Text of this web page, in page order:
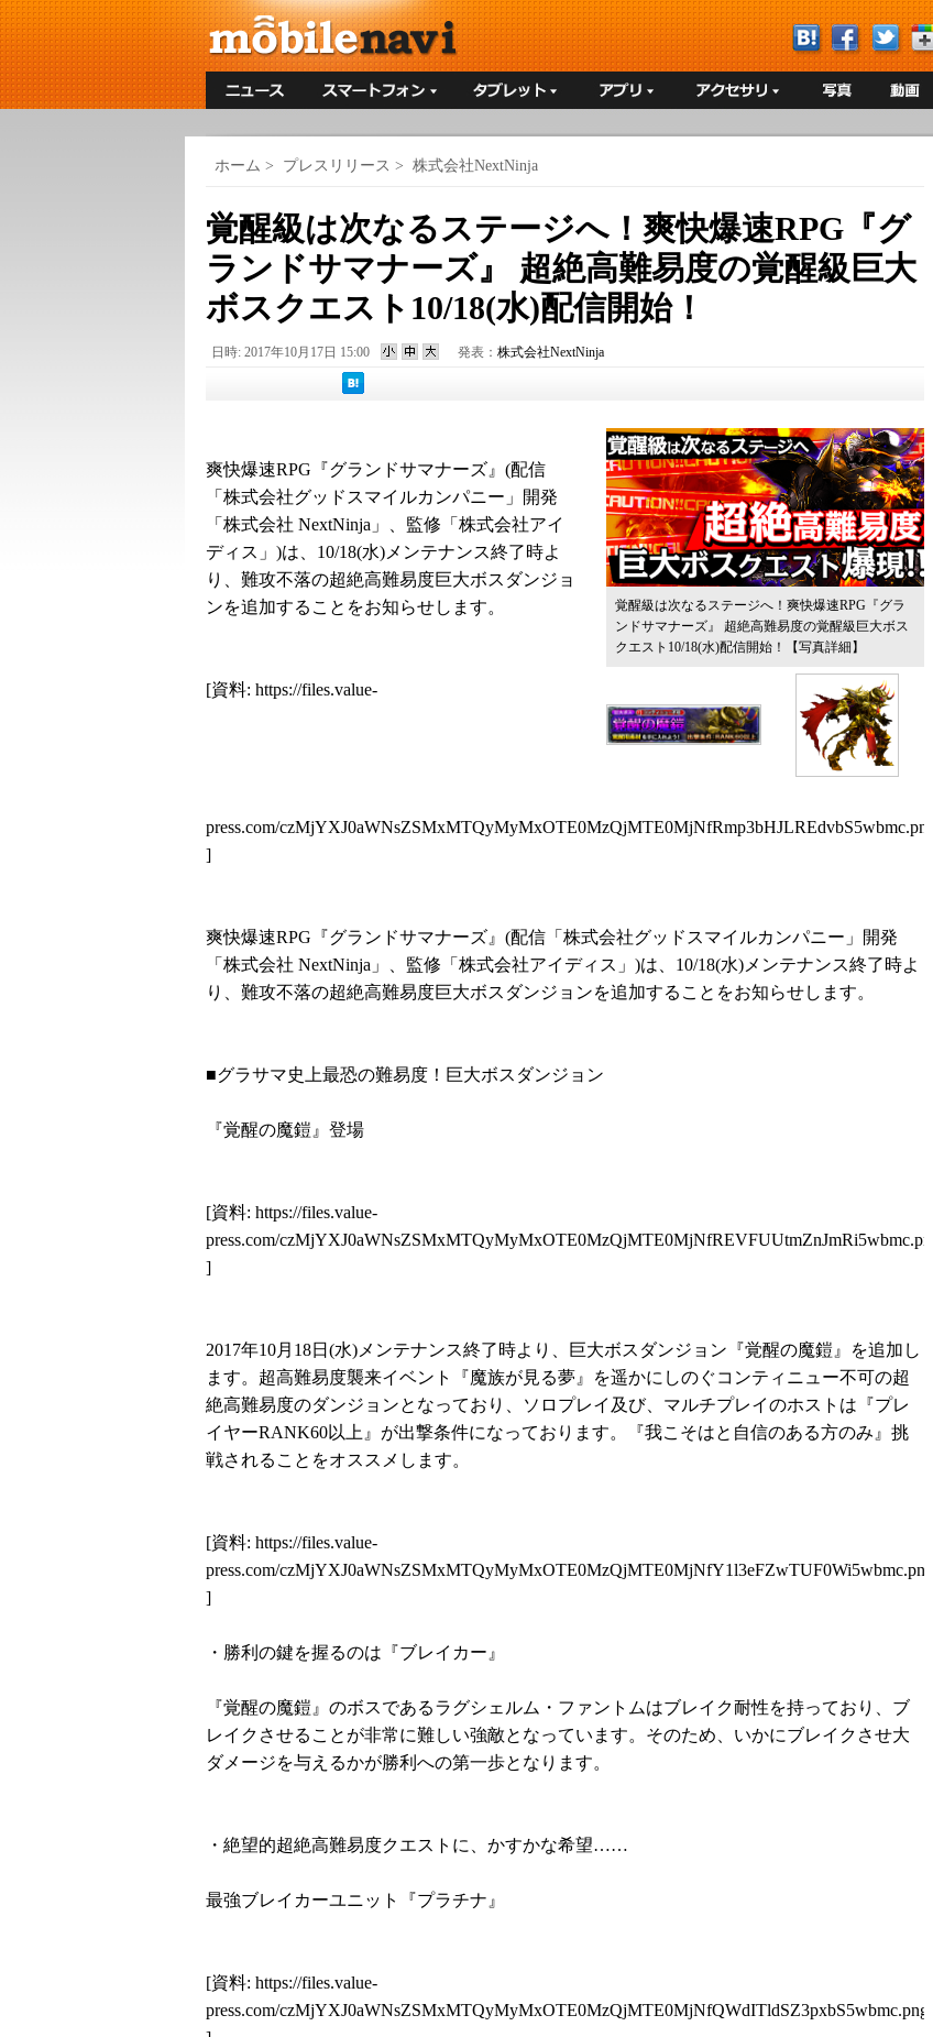
ホーム > プレスリリース > 株式会社NextNinja
覚醒級は次なるステージへ！爽快爆速RPG『グ
ランドサマナーズ』 超絶高難易度の覚醒級巨大
ボスクエスト10/18(水)配信開始！
日時: 2017年10月17日 15:00 発表： 株式会社NextNinja
覚醒級は次なるステージへ！爽快爆速RPG『グラ
ンドサマナーズ』 超絶高難易度の覚醒級巨大ボス
クエスト10/18(水)配信開始！
【写真詳細】
爽快爆速RPG『グランドサマナーズ』(配信
「株式会社グッドスマイルカンパニー」開発
「株式会社 NextNinja」、監修「株式会社アイ
ディス」)は、10/18(水)メンテナンス終了時よ
り、難攻不落の超絶高難易度巨大ボスダンジョ
ンを追加することをお知らせします。
[資料: https://files.value-
press.com/czMjYXJ0aWNsZSMxMTQyMyMxOTE0MzQjMTE0MjNfRmp3bHJLREdvbS5wbmc.png
]
爽快爆速RPG『グランドサマナーズ』(配信「株式会社グッドスマイルカンパニー」開発
「株式会社 NextNinja」、監修「株式会社アイディス」)は、10/18(水)メンテナンス終了時よ
り、難攻不落の超絶高難易度巨大ボスダンジョンを追加することをお知らせします。
■グラサマ史上最恐の難易度！巨大ボスダンジョン
『覚醒の魔鎧』登場
[資料: https://files.value-
press.com/czMjYXJ0aWNsZSMxMTQyMyMxOTE0MzQjMTE0MjNfREVFUUtmZnJmRi5wbmc.png
]
2017年10月18日(水)メンテナンス終了時より、巨大ボスダンジョン『覚醒の魔鎧』を追加し
ます。超高難易度襲来イベント『魔族が見る夢』を遥かにしのぐコンティニュー不可の超
絶高難易度のダンジョンとなっており、ソロプレイ及び、マルチプレイのホストは『プレ
イヤーRANK60以上』が出撃条件になっております。『我こそはと自信のある方のみ』挑
戦されることをオススメします。
[資料: https://files.value-
press.com/czMjYXJ0aWNsZSMxMTQyMyMxOTE0MzQjMTE0MjNfY1l3eFZwTUF0Wi5wbmc.png
]
・勝利の鍵を握るのは『ブレイカー』
『覚醒の魔鎧』のボスであるラグシェルム・ファントムはブレイク耐性を持っており、ブ
レイクさせることが非常に難しい強敵となっています。そのため、いかにブレイクさせ大
ダメージを与えるかが勝利への第一歩となります。
・絶望的超絶高難易度クエストに、かすかな希望……
最強ブレイカーユニット『プラチナ』
[資料: https://files.value-
press.com/czMjYXJ0aWNsZSMxMTQyMyMxOTE0MzQjMTE0MjNfQWdITldSZ3pxbS5wbmc.png